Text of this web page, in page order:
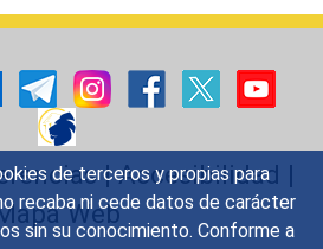
de terceros y propias para
recaba ni cede datos de carácter
sin su conocimiento. Conforme a
|Accesibilidad |
Web